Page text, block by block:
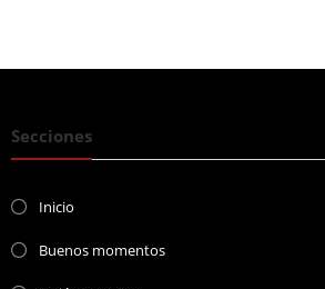
Secciones
Inicio
Buenos momentos